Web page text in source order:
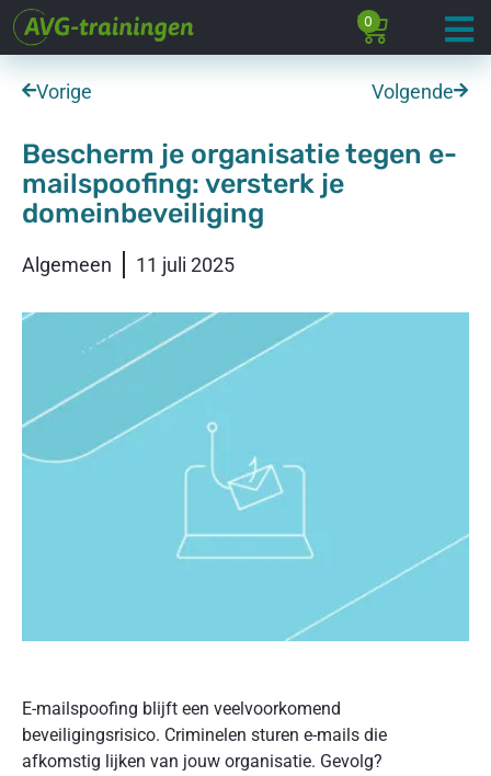
0
Vorige Volgende
Bescherm je organisatie tegen e-
mailspoofing: versterk je
domeinbeveiliging
Algemeen 11 juli 2025
E-mailspoofing blijft een veelvoorkomend
beveiligingsrisico. Criminelen sturen e-mails die
afkomstig lijken van jouw organisatie. Gevolg?